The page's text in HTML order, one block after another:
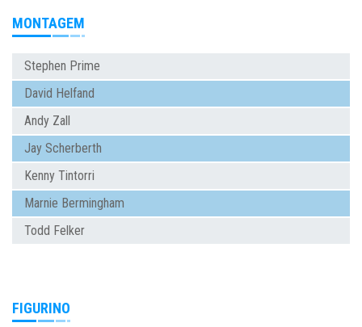
MONTAGEM
Stephen Prime
David Helfand
Andy Zall
Jay Scherberth
Kenny Tintorri
Marnie Bermingham
Todd Felker
FIGURINO